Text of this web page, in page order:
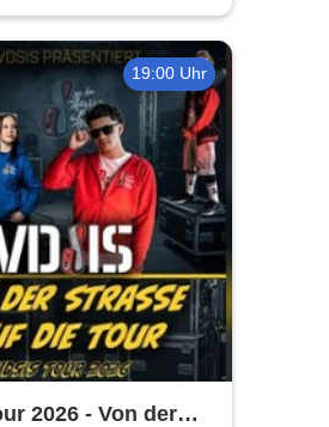
19:00 Uhr
2026 - Von der